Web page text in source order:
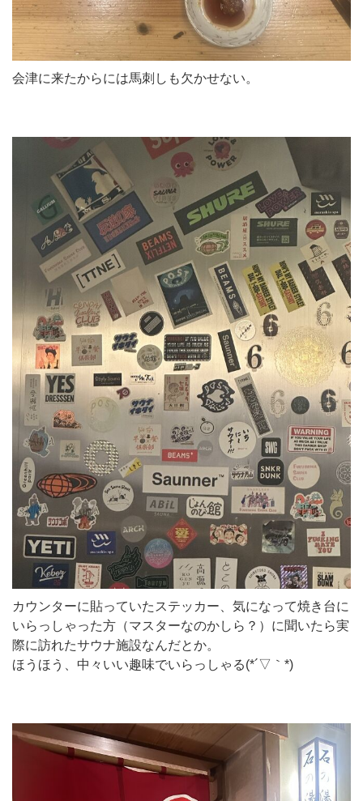
会津に来たからには馬刺しも欠かせない。
カウンターに貼っていたステッカー、気になって焼き台に
いらっしゃった方（マスターなのかしら？）に聞いたら実
際に訪れたサウナ施設なんだとか。
ほうほう、中々いい趣味でいらっしゃる(*´▽｀*)